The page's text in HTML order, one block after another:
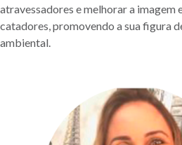
atravessadores e melhorar a imagem
catadores, promovendo a sua figura
ambiental.